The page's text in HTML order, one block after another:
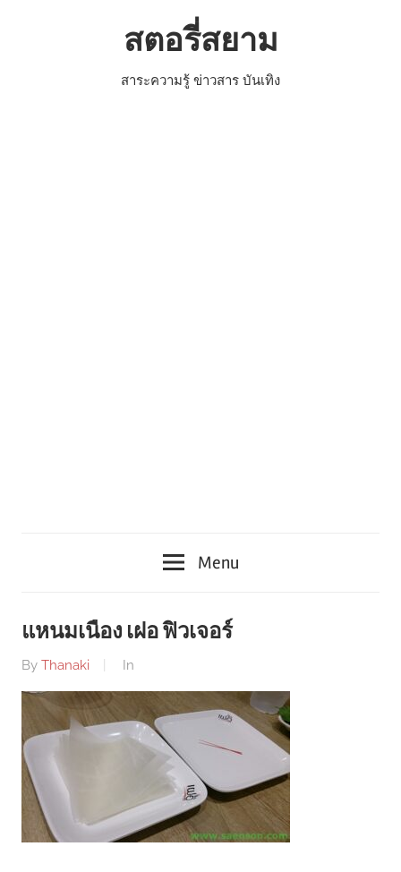
สตอรี่สยาม
สาระความรู้ ข่าวสาร บันเทิง
Menu
แหนมเนือง เฝอ ฟิวเจอร์
By Thanaki In